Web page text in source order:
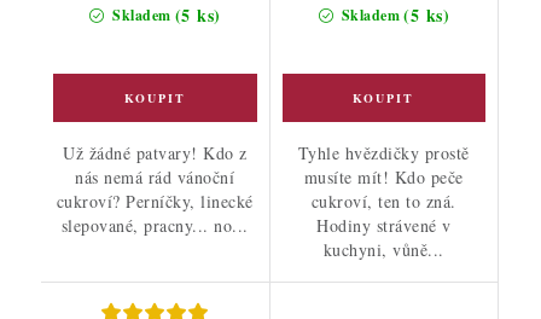
Skladem (5 ks)
Už žádné patvary! Kdo z
nás nemá rád vánoční
cukroví? Perníčky, linecké
slepované, pracny... no...
Skladem(5 ks)
Tyhle hvězdičky prostě
musíte mít! Kdo peče
cukroví, ten to zná.
Hodiny strávené v
kuchyni, vůně...